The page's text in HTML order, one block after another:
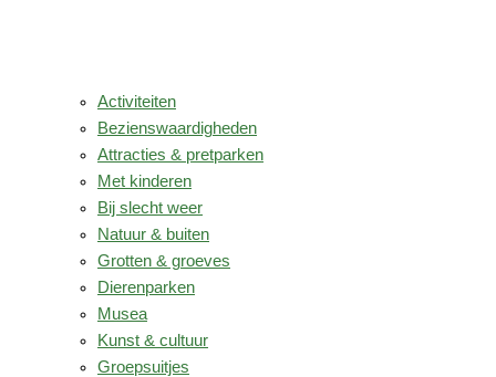
Activiteiten
Bezienswaardigheden
Attracties & pretparken
Met kinderen
Bij slecht weer
Natuur & buiten
Grotten & groeves
Dierenparken
Musea
Kunst & cultuur
Groepsuitjes